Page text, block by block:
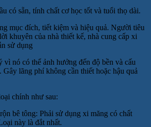
có sẵn, tính chất cơ học tốt và tuổi thọ dài.
mục đích, tiết kiệm và hiệu quả. Người tiêu
khuyên của nhà thiết kế, nhà cung cấp xi
sử dụng
nó có thể ảnh hưởng đến độ bền và cấu
Gây lãng phí không cần thiết hoặc hậu quả
chính như sau:
bê tông: Phải sử dụng xi măng có chất
này là đắt nhất.